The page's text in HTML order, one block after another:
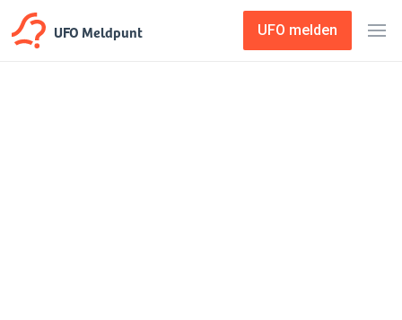
UFO Meldpunt UFO melden